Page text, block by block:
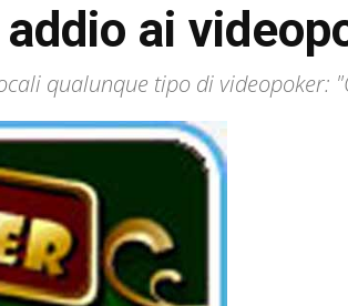
ai
qualunque tipo di videopoker: